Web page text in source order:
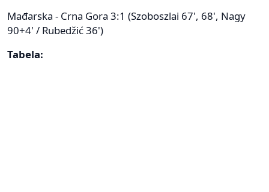
Mađarska - Crna Gora 3:1 (Szoboszlai 67', 68', Nagy
90+4' / Rubedžić 36')
Tabela: